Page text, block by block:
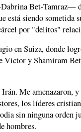
Bet-Tamraz—
está siendo sometida
por "delitos"
en Suiza, donde
Victor y Shamiram
Irán. Me amenazaron,
los líderes
sin ninguna orden
hombres.